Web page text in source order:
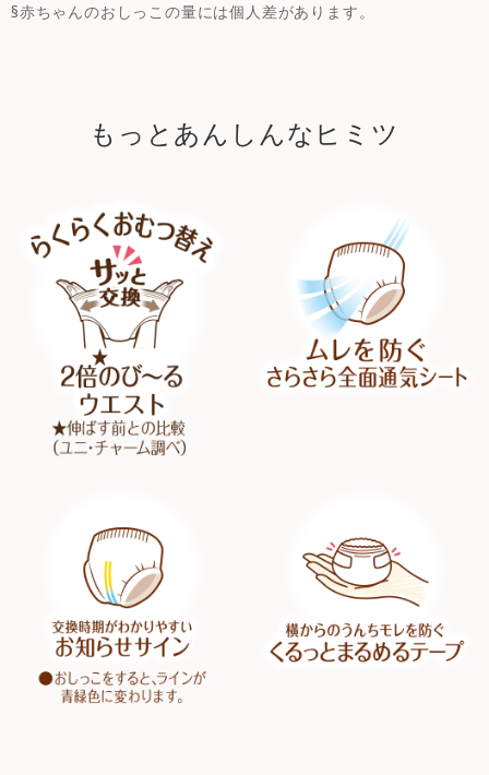
§赤ちゃんのおしっこの量には個人差があります。
もっとあんしんなヒミツ